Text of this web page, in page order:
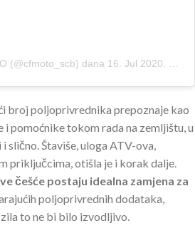
(@cfmoto_scb) dana 16. Jul 2020. u 8:53 PDT
broj poljoprivrednika prepoznaje kao
i pomoćnike tokom rada na zemljištu, u
slično. Štaviše, uloga ATV-ova,
priključcima, otišla je i korak dalje.
češće postaju idealna zamjena za
poljoprivrednih dodataka,
to ne bi bilo izvodljivo.